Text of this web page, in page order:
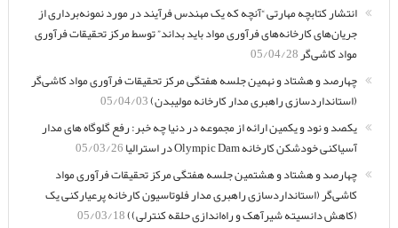
انتشار کتابچه مهارتی “آنچه که یک مهندس فرآیند در مورد نمونه‌برداری از
جریان‌های کارخانه‌های فرآوری مواد باید بداند” توسط مرکز تحقیقات فرآوری
مواد کاشی‌گر05/04/28
چهارصد و هشتاد و نهمین جلسه هفتگی مرکز تحقیقات فرآوری مواد کاشی‌گر
(استانداردسازی راهبری مدار کارخانه مولیبدن)05/04/03
یکصد و نود و یکمین ارائه از مجموعه در دنیا چه خبر: رفع گلوگاه های مدار
آسیاکنی خودشکن کارخانه Olympic Dam در استرالیا
05/03/26
چهارصد و هشتاد و هشتمین جلسه هفتگی مرکز تحقیقات فرآوری مواد
کاشی‌گر (استانداردسازی راهبری مدار فلوتاسیون کارخانه پرعیارکنی یک
(کاهش دانسیته شیرآهک و راه‌اندازی حلقه کنترلی))05/03/18